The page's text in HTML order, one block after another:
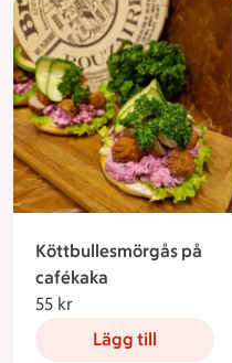
Köttbullesmörgås på
cafékaka
55 kr
Lägg till